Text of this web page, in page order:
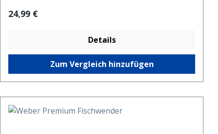
Regulärer Preis:
24,99 €
Details
Zum Vergleich hinzufügen